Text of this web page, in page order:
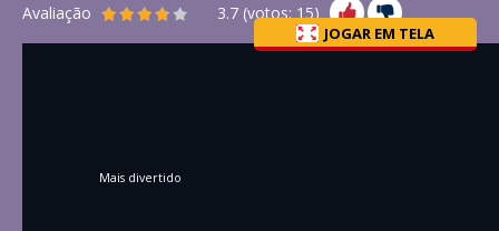
Avaliação 3.7 (votos:15)
JOGAR EM TELA
Mais divertido